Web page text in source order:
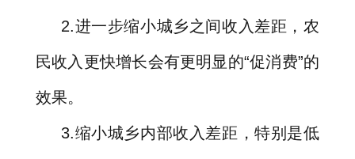
2.进一步缩小城乡之间收入差距，农
民收入更快增长会有更明显的“促消费”的
效果。
3.缩小城乡内部收入差距，特别是低